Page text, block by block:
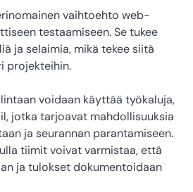
vaihtoehto web-
testaamiseen. Se tukee
ja selaimia, mikä tekee siitä
projekteihin.
voidaan käyttää työkaluja,
jotka tarjoavat mahdollisuuksia
ja seurannan parantamiseen.
tiimit voivat varmistaa, että
ja tulokset dokumentoidaan